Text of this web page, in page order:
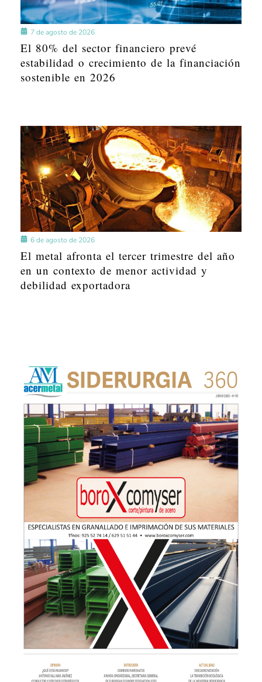
7 de agosto de 2026
El 80% del sector financiero prevé
estabilidad o crecimiento de la financiación
sostenible en 2026
6 de agosto de 2026
El metal afronta el tercer trimestre del año
en un contexto de menor actividad y
debilidad exportadora